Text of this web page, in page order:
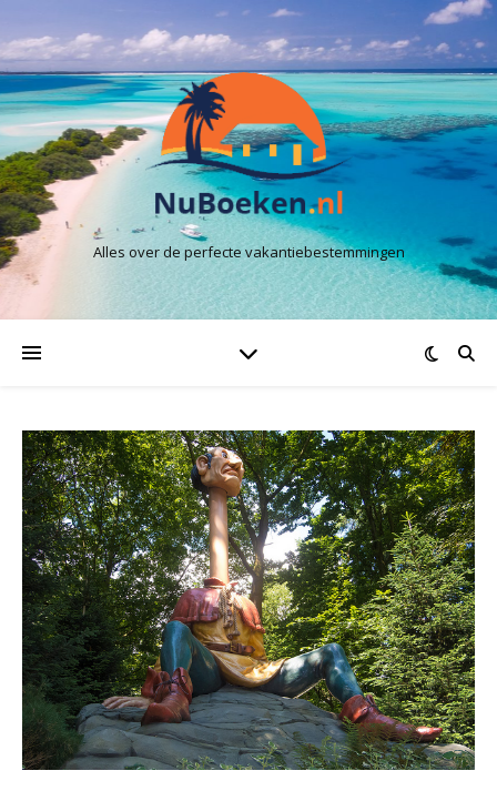
Alles over de perfecte vakantiebestemmingen